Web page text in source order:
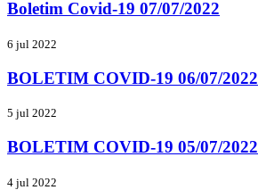
Boletim Covid-19 07/07/2022
6 jul 2022
BOLETIM COVID-19 06/07/2022
5 jul 2022
BOLETIM COVID-19 05/07/2022
4 jul 2022